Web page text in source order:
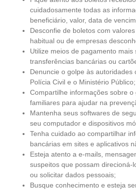
cuidadosamente todas as
beneficiário, valor, data de
Desconfie de boletos com
habitual ou de empresas
Utilize meios de pagamento mais
transferências bancárias ou
Denuncie o golpe às autoridades
Polícia Civil e o Ministério Público;
Compartilhe informações sobre o
familiares para ajudar na
Mantenha seus softwares de
seu computador e dispositivos
Tenha cuidado ao compartilhar
bancárias em sites e aplicativos
Esteja atento a e-mails,
suspeitos que possam direcioná-
ou solicitar dados pessoais;
Busque conhecimento e esteja